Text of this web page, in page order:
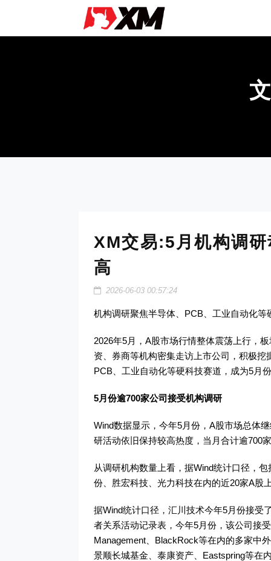
XM交易:5月机构调
高
2026-06-03 00:57:24
机构调研聚焦半导体、PCB、工业自动化等
2026年5月，A股市场行情整体震荡上行，
资、券商等机构密集走访上市公司，积极
PCB、工业自动化等硬科技赛道，成为5月
5月份逾700家公司接受机构调研
Wind数据显示，今年5月份，A股市场总体
研活动依旧保持较高热度，当月合计逾700
从调研机构数量上看，据Wind统计口径，
份、胜宏科技、光力科技在内的近20家A股
据Wind统计口径，汇川技术今年5月份接受
者关系活动记录表，今年5月份，该公司接
Management、BlackRock等在内的多家中
景顺长城基金、泰康资产、Eastspring等在